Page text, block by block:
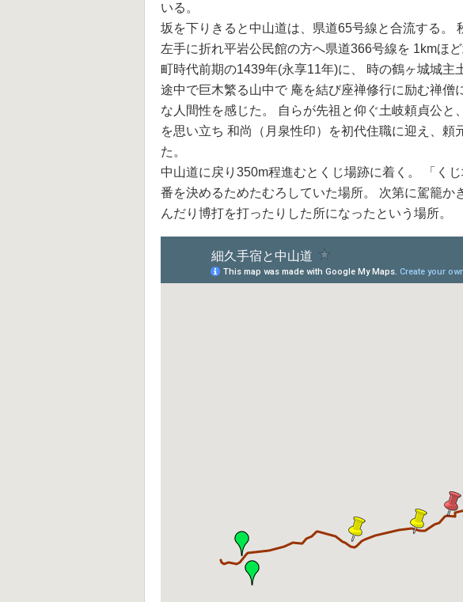
いる。
坂を下りきると中山道は、県道65号線と合流する。
左手に折れ平岩公民館の方へ県道366号線を 1kmほ
町時代前期の1439年(永享11年)に、 時の鶴ヶ城城主
途中で巨木繁る山中で 庵を結び座禅修行に励む禅僧
な人間性を感じた。 自らが先祖と仰ぐ土岐頼貞公と
を思い立ち 和尚（月泉性印）を初代住職に迎え、頼
た。
中山道に戻り350m程進むとくじ場跡に着く。 「く
番を決めるためたむろしていた場所。 次第に駕籠か
んだり博打を打ったりした所になったという場所。